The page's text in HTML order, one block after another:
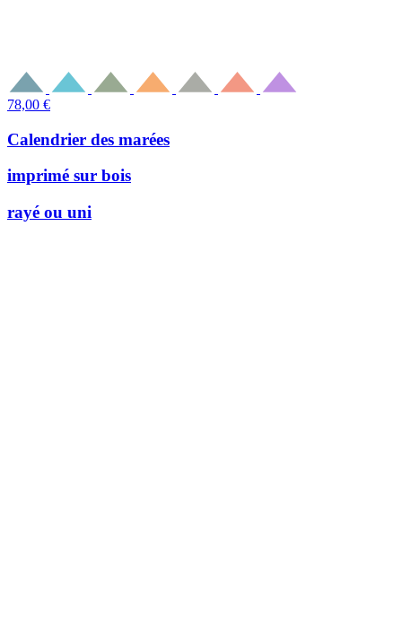
78,00 €
Calendrier des marées
imprimé sur bois
rayé ou uni